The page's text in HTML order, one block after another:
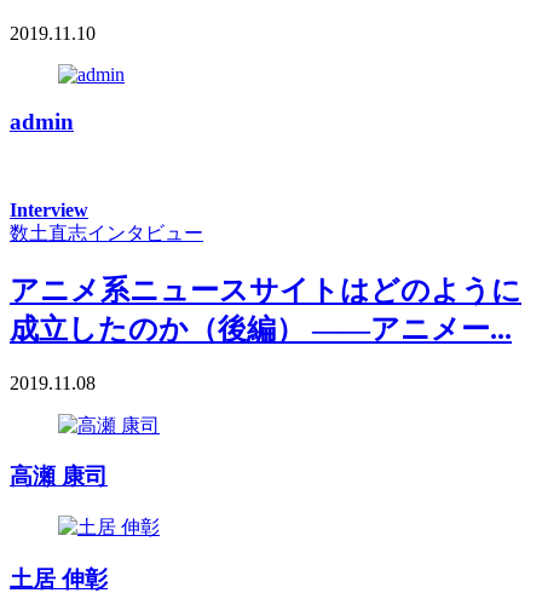
2019.11.10
admin
Interview
数土直志インタビュー
アニメ系ニュースサイトはどのように
成立したのか（後編） ――アニメー...
2019.11.08
高瀬 康司
土居 伸彰